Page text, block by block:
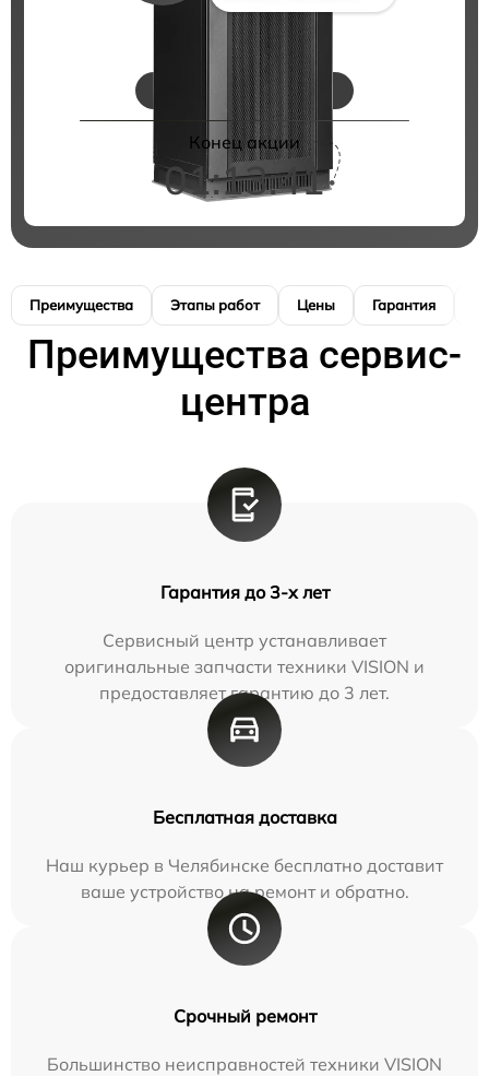
Цены на ремонт
Конец акции
01:13:40
Преимущества Этапы работ Цены Гарантия
Преимущества сервис-
центра
Гарантия до 3-х лет
Сервисный центр устанавливает
оригинальные запчасти техники VISION и
предоставляет гарантию до 3 лет.
Бесплатная доставка
Наш курьер в Челябинске бесплатно доставит
ваше устройство на ремонт и обратно.
Срочный ремонт
Большинство неисправностей техники VISION